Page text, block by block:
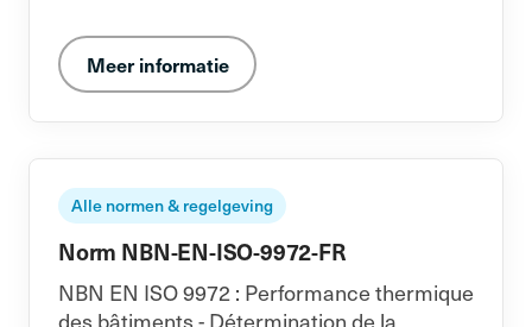
Meer informatie
Alle normen & regelgeving
Norm NBN-EN-ISO-9972-FR
NBN EN ISO 9972 : Performance thermique
des bâtiments - Détermination de la